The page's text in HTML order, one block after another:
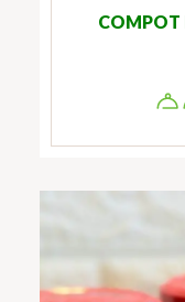
COMPOT